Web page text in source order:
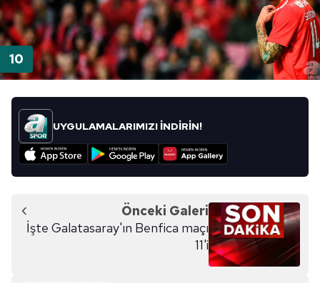
UYGULAMALARIMIZI İNDİRİN!
Önceki Galeri
İşte Galatasaray'ın Benfica maçı
11'i